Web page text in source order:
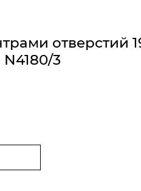
отверстий
3